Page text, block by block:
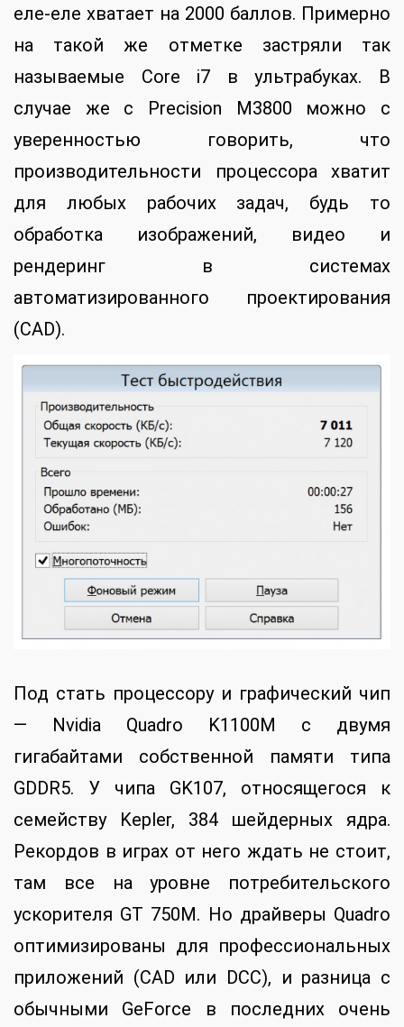
еле-еле хватает на 2000 баллов. Примерно
на такой же отметке застряли так
называемые Core i7 в ультрабуках. В
случае же с Precision M3800 можно с
уверенностью говорить, что
производительности процессора хватит
для любых рабочих задач, будь то
обработка изображений, видео и
рендеринг в системах
автоматизированного проектирования
(CAD).
Под стать процессору и графический чип
— Nvidia Quadro K1100M с двумя
гигабайтами собственной памяти типа
GDDR5. У чипа GK107, относящегося к
семейству Kepler, 384 шейдерных ядра.
Рекордов в играх от него ждать не стоит,
там все на уровне потребительского
ускорителя GT 750M. Но драйверы Quadro
оптимизированы для профессиональных
приложений (CAD или DCC), и разница с
обычными GeForce в последних очень